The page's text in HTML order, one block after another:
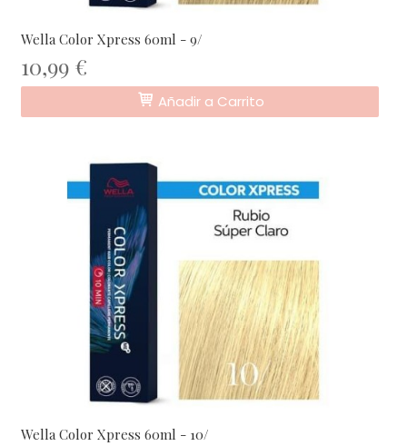
Wella Color Xpress 60ml - 9/
10,99 €
Añadir a Carrito
Wella Color Xpress 60ml - 10/